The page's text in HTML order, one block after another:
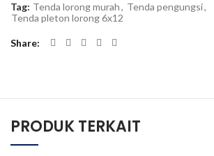
Tag: Tenda lorong murah, Tenda pengungsi,
Tenda pleton lorong 6x12
Share
PRODUK TERKAIT